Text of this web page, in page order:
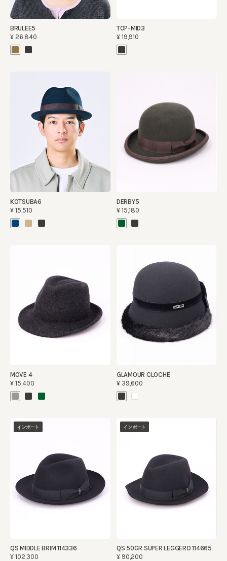
BRULEE5
¥26,840
TOP-MID3
¥19,910
KOTSUBA6
¥15,510
DERBY5
¥15,180
MOVE 4
¥15,400
GLAMOUR CLOCHE
¥39,600
インポート
QS MIDDLE BRIM 114336
¥102,300
インポート
QS 50GR SUPER LEGGERO 114665
¥90,200